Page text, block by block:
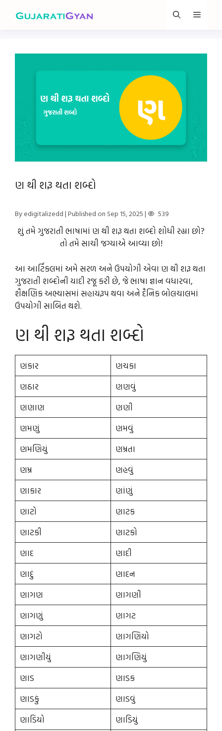
Menu
ણ થી શરૂ થતા શબ્દો
By edigitalizedd| Published on Sep 15, 2025| 539
શું તમે ગુજરાતી ભાષામાં ણ થી શરૂ થતા શબ્દો શોધી રહ્યા છો?
તો તમે સાચી જગ્યાએ આવ્યા છો!
આ આર્ટિકલમાં અમે સરળ અને ઉપયોગી એવા ણ થી શરૂ થતા
ગુજરાતી શબ્દોની યાદી રજૂ કરી છે, જે ભાષા જ્ઞાન વધારવા,
શૈક્ષણિક અભ્યાસમાં સહાયરૂપ થવા અને દૈનિક બોલચાલમાં
ઉપયોગી સાબિત થશે.
ણ થી શરૂ થતા શબ્દો
ણકાર
ણચકા
ણઠાર
ણણવું
ણણાણ
ણણી
ણમણું
ણમવું
ણમણિયું
ણમ્રતા
ણમ્ર
ણહવું
ણાકાર
ણાંણું
ણાટો
ણાટક
ણાટકી
ણાટકો
ણાદ
ણાદી
ણાદું
ણાદન
ણાગણ
ણાગણી
ણાગણું
ણાગટ
ણાગટો
ણાગણિયો
ણાગણીયું
ણાગણિયું
ણાડ
ણાડક
ણાડકું
ણાડવું
ણાડિયો
ણાડિયું